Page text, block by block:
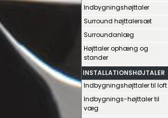
Indbygningshøjttaler
Surround højttalersæt
Surroundanlæg
Højttaler ophæng og
stander
INSTALLATIONSHØJTALER
Indbygningshøjttaler til loft
Indbygnings-højttaler til
væg